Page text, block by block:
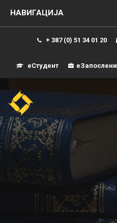
+ 387 (0) 51 34 01 20
еСтудент еЗапослени